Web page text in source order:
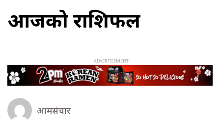
आजको राशिफल
आमसंचार